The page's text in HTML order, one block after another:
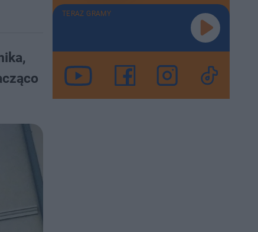
TERAZ GRAMY